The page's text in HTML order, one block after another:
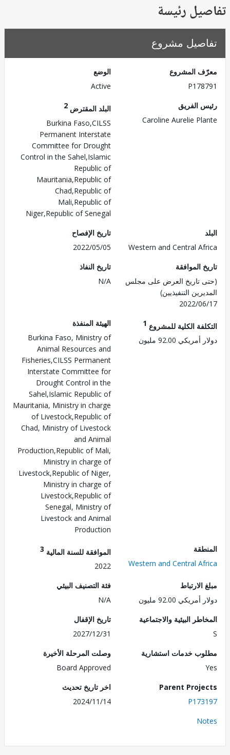
رئيسة
مشروع
المشروع
الفريق
Caroline Aurelie
البلد المقترض
Burkina Faso,CILSS
Permanent Interstate
Committee for Drought
Control in the Sahel,Islamic
Republic of
Mauritania,Republic of
Chad,Republic of
Mali,Republic of
Niger,Republic of Senegal
Western and Central
تاريخ الإفصاح
2022/05/05
الموافقة
تاريخ العرض على مجلس
التنفيذيين)
2022/
تاريخ النفاذ
N/A
الكلية للمشروع1
92.00 مليون
الهيئة المنفذة
Burkina Faso, Ministry of
Animal Resources and
Fisheries,CILSS Permanent
Interstate Committee for
Drought Control in the
Sahel,Islamic Republic of
Mauritania, Ministry in charge
of Livestock,Republic of
Chad, Ministry of Livestock
and Animal
Production,Republic of Mali,
Ministry in charge of
Livestock,Republic of Niger,
Ministry in charge of
Livestock,Republic of
Senegal, Ministry of
Livestock and Animal
Production
Western and Central
الموافقة للسنة المالية3
2022
92.00 مليون
فئة التصنيف البيئي
البيئية والاجتماعية
تاريخ الإقفال
2027/12/31
خدمات استشارية
وصلت المرحلة الأخيرة
Board Approved
Parent
اخر تاريخ تحديث
2024/11/14